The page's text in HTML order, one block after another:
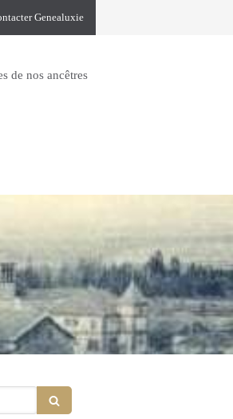
Genealuxie
de nos ancêtres